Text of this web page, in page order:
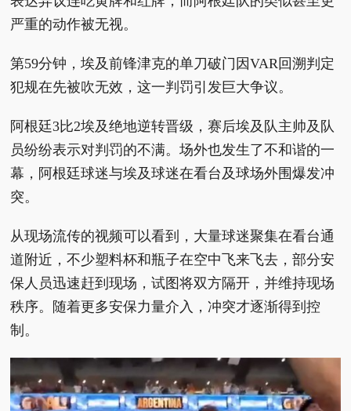
严重的动作被无视。
第59分钟，埃及前锋津克的单刀破门因VAR回溯判定
犯规在先被吹无效，这一判罚引发巨大争议。
阿根廷3比2埃及绝地逆转晋级，赛后埃及队主帅及队
员纷纷表示对判罚的不满。场外也发生了不和谐的一
幕，阿根廷球迷与埃及球迷在看台及球场外围爆发冲
突。
从现场流传的视频可以看到，大量球迷聚集在看台通
道附近，不少塑料杯和瓶子在空中飞来飞去，部分安
保人员迅速赶到现场，试图将双方隔开，并维持现场
秩序。随着更多安保力量介入，冲突才逐渐得到控
制。